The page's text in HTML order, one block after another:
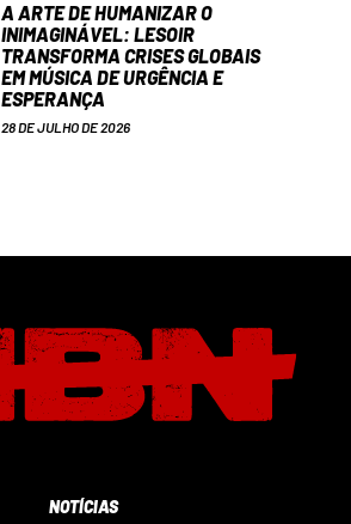
A ARTE DE HUMANIZAR O
INIMAGINÁVEL: LESOIR
TRANSFORMA CRISES GLOBAIS
EM MÚSICA DE URGÊNCIA E
ESPERANÇA
28 DE JULHO DE 2026
NOTÍCIAS